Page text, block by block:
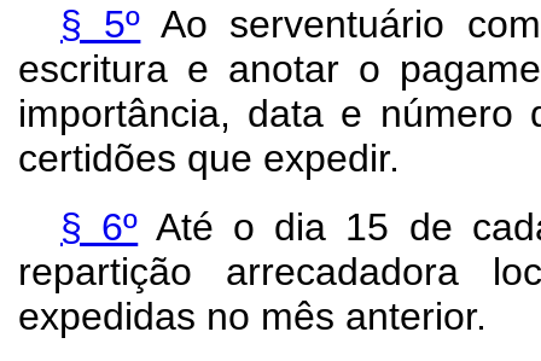
§ 5º Ao serventuário
escritura e anotar o
importância, data e
certidões que expedir.
§ 6º Até o dia 15 de
repartição arrecadadora
expedidas no mês anterior.